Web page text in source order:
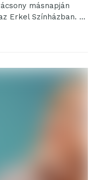
másnapján
Erkel Színházban. A